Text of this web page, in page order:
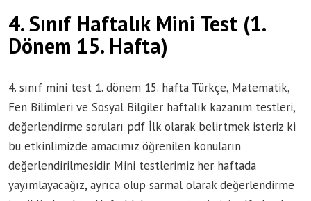
4. Sınıf Haftalık Mini Test (1.
Dönem 15. Hafta)
4. sınıf mini test 1. dönem 15. hafta Türkçe, Matematik,
Fen Bilimleri ve Sosyal Bilgiler haftalık kazanım testleri,
değerlendirme soruları pdf İlk olarak belirtmek isteriz ki
bu etkinlimizde amacımız öğrenilen konuların
değerlendirilmesidir. Mini testlerimiz her haftada
yayımlayacağız, ayrıca olup sarmal olarak değerlendirme